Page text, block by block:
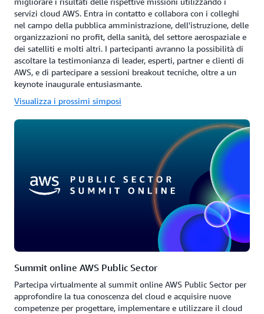
servizi cloud AWS. Entra in contatto e collabora con i colleghi
nel campo della pubblica amministrazione, dell'istruzione, delle
organizzazioni no profit, della sanità, del settore aerospaziale e
dei satelliti e molti altri. I partecipanti avranno la possibilità di
ascoltare la testimonianza di leader, esperti, partner e clienti di
AWS, e di partecipare a sessioni breakout tecniche, oltre a un
keynote inaugurale entusiasmante.
Visualizza i prossimi simposi
Summit online AWS Public Sector
Partecipa virtualmente al summit online AWS Public Sector per
approfondire la tua conoscenza del cloud e acquisire nuove
competenze per progettare, implementare e utilizzare il cloud